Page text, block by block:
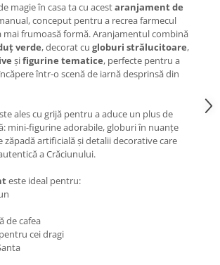
magie în casa ta cu acestaranjament de
conceput pentru a recrea farmecul
mai frumoasă formă. Aranjamentul combină
verde, decorat cu globuri strălucitoare,
șifigurine tematice, perfecte pentru a
într-o scenă de iarnă desprinsă din
ales cu grijă pentru a aduce un plus de
mini-figurine adorabile, globuri în nuanțe
zăpadă artificială și detalii decorative care
a Crăciunului.
este ideal pentru:
de cafea
cei dragi